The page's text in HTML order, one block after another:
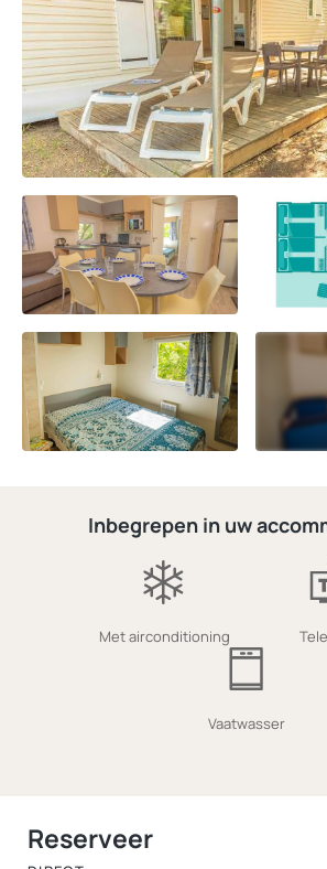
Inbegrepen in uw
Met airconditioning
Vaatwasser
Reserveer